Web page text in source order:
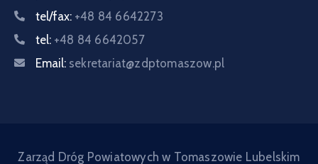
tel/fax: +48 84 6642273
tel: +48 84 6642057
Email: sekretariat@zdptomaszow.pl
Zarząd Dróg Powiatowych w Tomaszowie Lubelskim